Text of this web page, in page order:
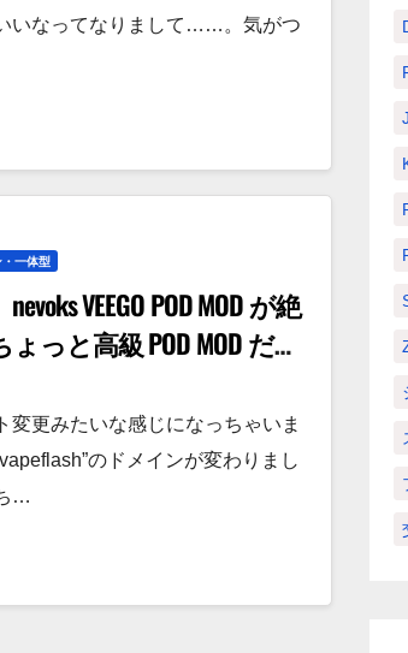
いなってなりまして……。気がつ
・一体型
VEEGO POD MOD が絶
っと高級 POD MOD だっ
変更みたいな感じになっちゃいま
のドメインが変わりまし
…